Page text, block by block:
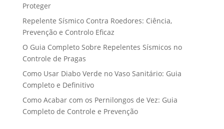
Proteger
Repelente Sísmico Contra Roedores: Ciência,
Prevenção e Controlo Eficaz
O Guia Completo Sobre Repelentes Sísmicos no
Controle de Pragas
Como Usar Diabo Verde no Vaso Sanitário: Guia
Completo e Definitivo
Como Acabar com os Pernilongos de Vez: Guia
Completo de Controle e Prevenção